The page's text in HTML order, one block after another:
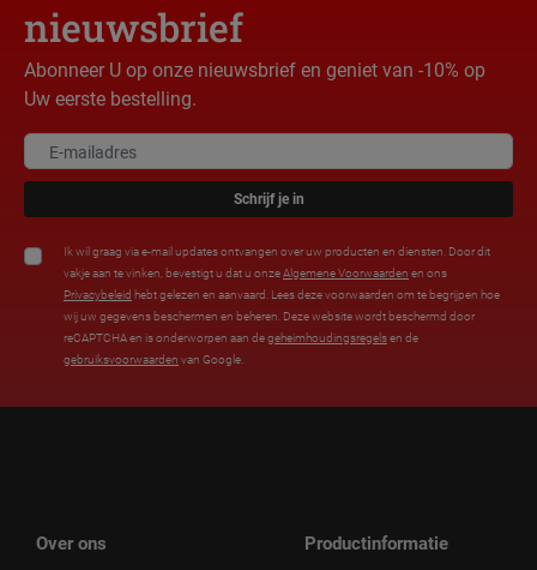
nieuwsbrief
Abonneer U op onze nieuwsbrief en geniet van -10% op
Uw eerste bestelling.
Schrijf je in
Ik wil graag via e-mail updates ontvangen over uw producten en diensten. Door dit
vakje aan te vinken, bevestigt u dat u onzeAlgemene Voorwaarden en ons
Privacybeleid hebt gelezen en aanvaard. Lees deze voorwaarden om te begrijpen hoe
wij uw gegevens beschermen en beheren. Deze website wordt beschermd door
reCAPTCHA en is onderworpen aan degeheimhoudingsregelsen de
gebruiksvoorwaarden van Google.
Over ons Productinformatie